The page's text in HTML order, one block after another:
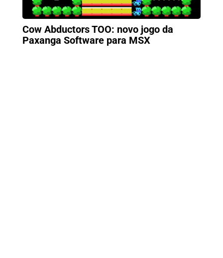
Cow Abductors TOO: novo jogo da
Paxanga Software para MSX